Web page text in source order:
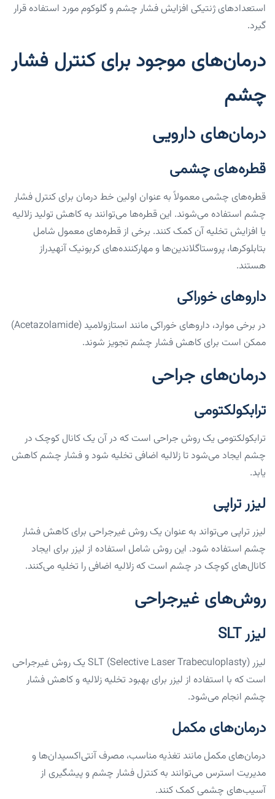
استعدادهای ژنتیکی افزایش فشار چشم و گلوکوم مورد استفاده قرار
گیرد.
درمان‌های موجود برای کنترل فشار
چشم
درمان‌های دارویی
قطره‌های چشمی
قطره‌های چشمی معمولاً به عنوان اولین خط درمان برای کنترل فشار
چشم استفاده می‌شوند. این قطره‌ها می‌توانند به کاهش تولید زلالیه
یا افزایش تخلیه آن کمک کنند. برخی از قطره‌های معمول شامل
بتابلوکرها، پروستاگلاندین‌ها و مهارکننده‌های کربونیک آنهیدراز
هستند.
داروهای خوراکی
در برخی موارد، داروهای خوراکی مانند استازولامید (Acetazolamide)
ممکن است برای کاهش فشار چشم تجویز شوند.
درمان‌های جراحی
ترابکولکتومی
ترابکولکتومی یک روش جراحی است که در آن یک کانال کوچک در
چشم ایجاد می‌شود تا زلالیه اضافی تخلیه شود و فشار چشم کاهش
یابد.
لیزر تراپی
لیزر تراپی می‌تواند به عنوان یک روش غیرجراحی برای کاهش فشار
چشم استفاده شود. این روش شامل استفاده از لیزر برای ایجاد
کانال‌های کوچک در چشم است که زلالیه اضافی را تخلیه می‌کنند.
روش‌های غیرجراحی
لیزر SLT
لیزر SLT (Selective Laser Trabeculoplasty) یک روش غیرجراحی
است که با استفاده از لیزر برای بهبود تخلیه زلالیه و کاهش فشار
چشم انجام می‌شود.
درمان‌های مکمل
درمان‌های مکمل مانند تغذیه مناسب، مصرف آنتی‌اکسیدان‌ها و
مدیریت استرس می‌توانند به کنترل فشار چشم و پیشگیری از
آسیب‌های چشمی کمک کنند.